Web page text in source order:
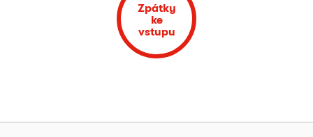
Zpátky
ke
vstupu